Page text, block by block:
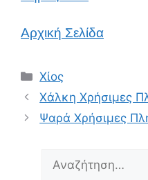
Αρχική Σελίδα
Κατηγορίες
Χίος
Χάλκη Χρήσιμες
Ψαρά Χρήσιμες
για: